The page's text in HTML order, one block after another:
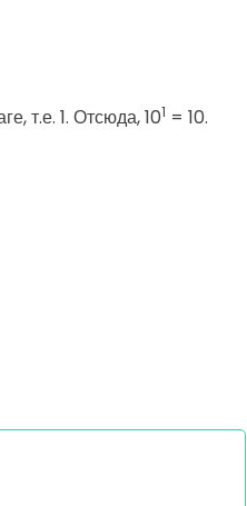
т.е. 1. Отсюда, 101 = 10.